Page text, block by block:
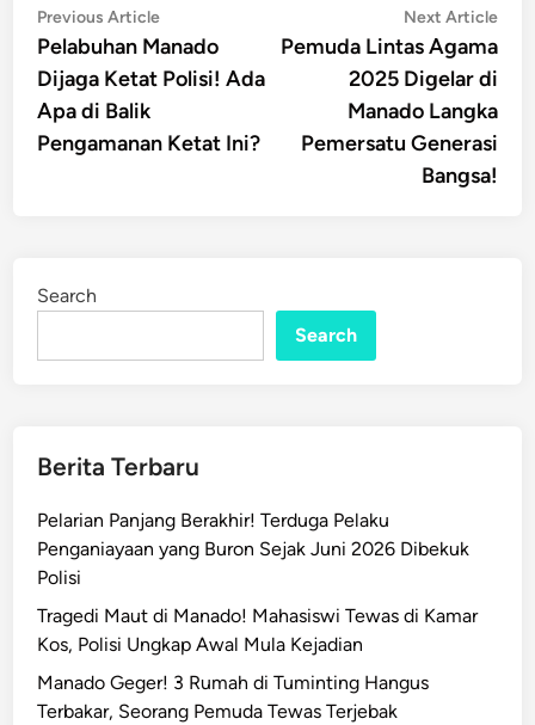
Post
navigation
Previous ArticlePrevious
article:
Pelabuhan Manado
Dijaga Ketat Polisi! Ada
Apa di Balik
Pengamanan Ketat Ini?
Next Article
Pemuda Lintas Agama
2025 Digelar di
Manado Langka
Pemersatu Generasi
Bangsa!
Search
Search
Berita Terbaru
Pelarian Panjang Berakhir! Terduga Pelaku
Penganiayaan yang Buron Sejak Juni 2026 Dibekuk
Polisi
Tragedi Maut di Manado! Mahasiswi Tewas di Kamar
Kos, Polisi Ungkap Awal Mula Kejadian
Manado Geger! 3 Rumah di Tuminting Hangus
Terbakar, Seorang Pemuda Tewas Terjebak